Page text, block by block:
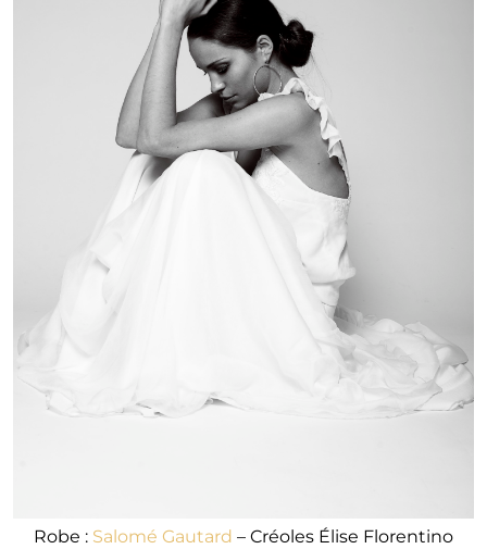
Robe : Salomé Gautard – Créoles Élise Florentino